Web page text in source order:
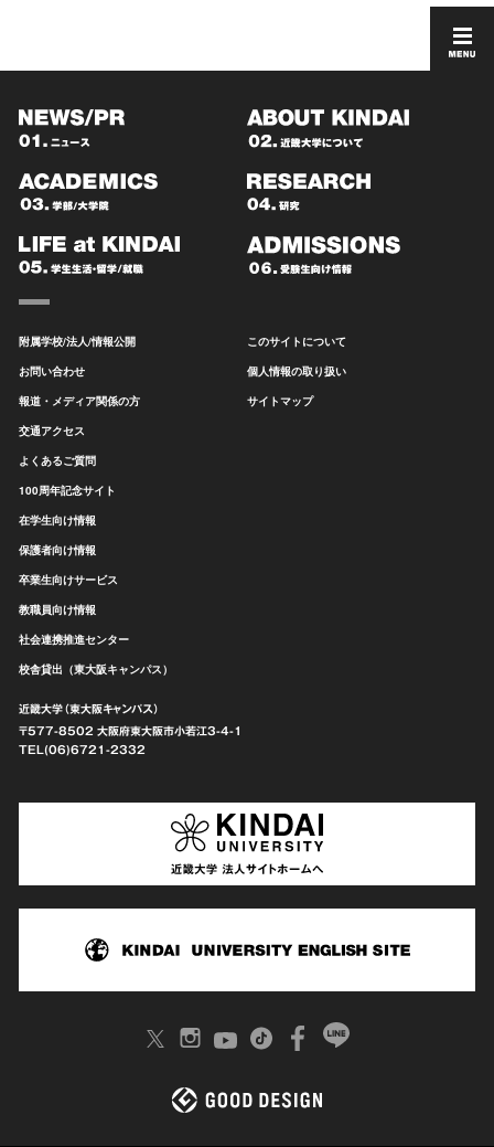
附属学校/法人/情報公開
お問い合わせ
報道・メディア関係の方
交通アクセス
よくあるご質問
100周年記念サイト
在学生向け情報
保護者向け情報
卒業生向けサービス
教職員向け情報
社会連携推進センター
校舎貸出（東大阪キャンパス）
このサイトについて
個人情報の取り扱い
サイトマップ
近畿大学（東大阪キャンパス）
〒577-8502 大阪府東大阪市小若江3-4-1
TEL(06)6721-2332